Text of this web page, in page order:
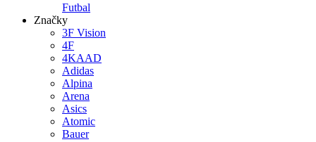
Futbal
Značky
3F Vision
4F
4KAAD
Adidas
Alpina
Arena
Asics
Atomic
Bauer